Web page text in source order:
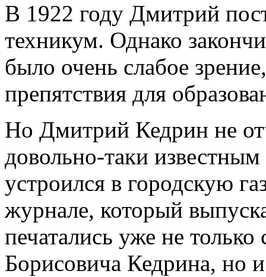
В 1922 году Дмитрий
техникум. Однако
было очень слабое
препятствия для
Но Дмитрий Кедрин не
довольно-таки
устроился в городскую
журнале, который
печатались уже не
Борисовича Кедрина, но и